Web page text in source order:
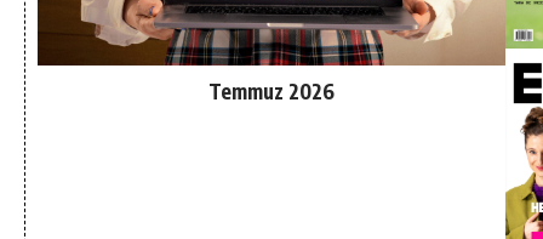
Temmuz 2026